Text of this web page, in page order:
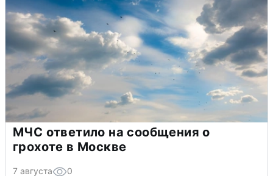
МЧС ответило на сообщения о
грохоте в Москве
7 августа 0